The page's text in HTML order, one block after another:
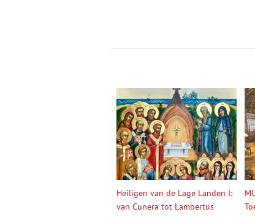
Heiligen van de Lage Landen I:
van Cunera tot Lambertus